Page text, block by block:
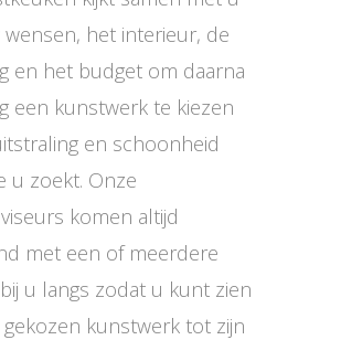
wensen, het interieur, de
en het budget om daarna
een kunstwerk te kiezen
en schoonheid
u zoekt. Onze
komen altijd
met een of meerdere
u langs zodat u kunt zien
kunstwerk tot zijn